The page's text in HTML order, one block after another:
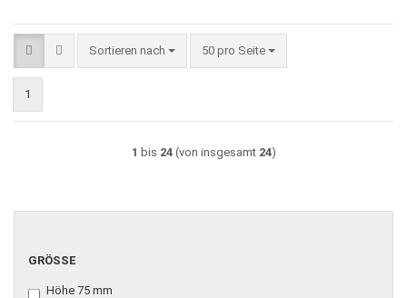
Sortieren nach
Sortieren nach 50 pro Seite
pro Seite
1
1 bis 24(von insgesamt 24)
GRÖSSE
GRÖSSE
Höhe 75 mm